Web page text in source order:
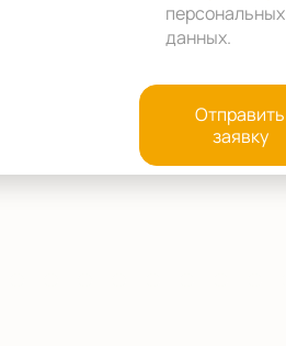
персональных
данных.
Отправить
заявку